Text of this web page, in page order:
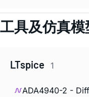
工具及仿真模
LTspice 1
ADA4940-2 -